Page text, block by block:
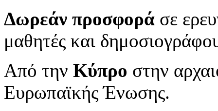
Δωρεάν προσφορά σε
μαθητές και
Από την Κύπρο στην
Ευρωπαϊκής Ένωσης.